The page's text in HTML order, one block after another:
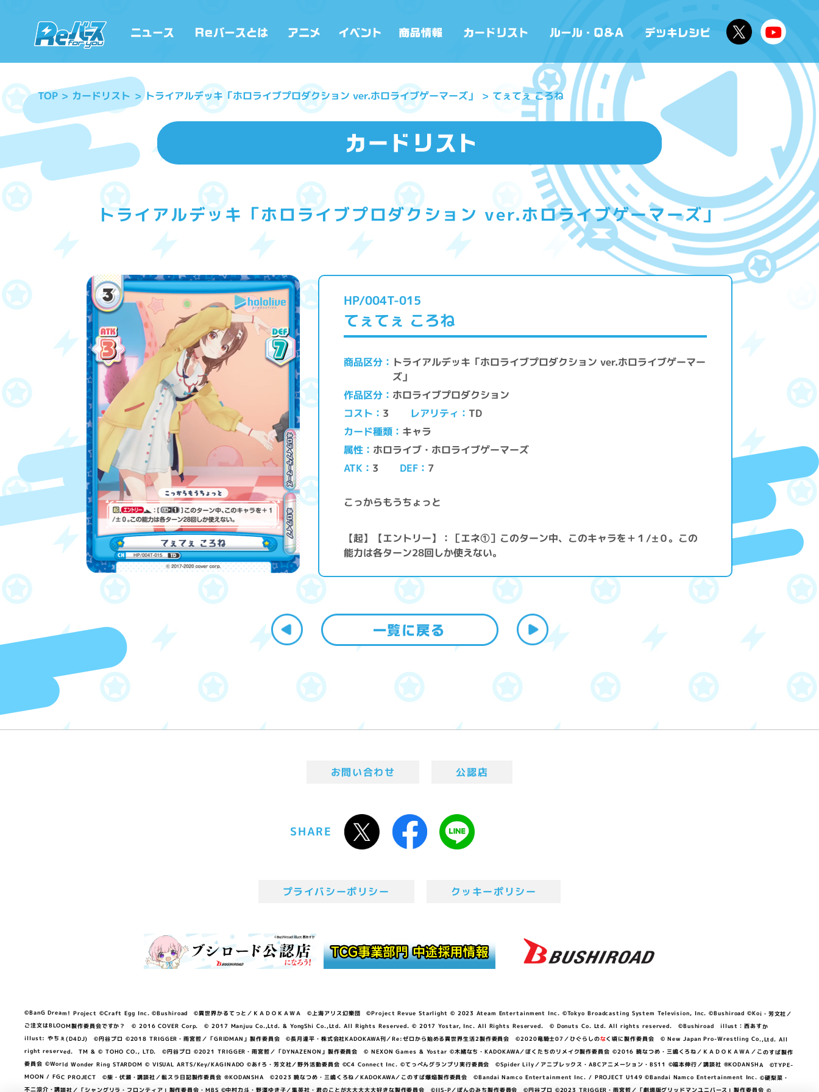
TOP カードリスト トライアルデッキ「ホロライブプロダクション ver.ホロライブゲーマーズ」 てぇてぇ ころね
トライアルデッキ「ホロライブプロダクション ver.ホロライブゲーマーズ」
HP/004T-015
てぇてぇ ころね
商品区分 トライアルデッキ「ホロライブプロダクション ver.ホロライブゲーマー
ズ」
作品区分 ホロライブプロダクション
コスト 3 レアリティ TD
カード種類 キャラ
属性 ホロライブ・ホロライブゲーマーズ
ATK 3 DEF 7
こっからもうちょっと
【起】【エントリー】：［エネ①］このターン中、このキャラを＋１/±０。この
能力は各ターン28回しか使えない。
お問い合わせ 公認店
SHARE
プライバシーポリシー クッキーポリシー
©BanG Dream! Project ©Craft Egg Inc. ©Bushiroad ©異世界かるてっと／ＫＡＤＯＫＡＷＡ ©上海アリス幻樂団 ©Project Revue Starlight © 2023 Ateam Entertainment Inc. ©Tokyo Broadcasting System Television, Inc. ©Bushiroad ©Koi・芳文社／
ご注文はBLOOM製作委員会ですか？ © 2016 COVER Corp. © 2017 Manjuu Co.,Ltd. & YongShi Co.,Ltd. All Rights Reserved. © 2017 Yostar, Inc. All Rights Reserved. © Donuts Co. Ltd. All rights reserved. ©Bushiroad illust：西あすか
illust: やちぇ(D4DJ) ©円谷プロ ©2018 TRIGGER・雨宮哲／「GRIDMAN」製作委員会 ©長月達平・株式会社KADOKAWA刊／Re:ゼロから始める異世界生活2製作委員会 ©2020竜騎士07／ひぐらしのなく頃に製作委員会 © New Japan Pro-Wrestling Co.,Ltd. All
right reserved. TM & © TOHO CO., LTD. ©円谷プロ ©2021 TRIGGER・雨宮哲／「DYNAZENON」製作委員会 © NEXON Games & Yostar ©木緒なち・KADOKAWA／ぼくたちのリメイク製作委員会 ©2016 暁なつめ・三嶋くろね／ＫＡＤＯＫＡＷＡ／このすば製作
委員会 ©World Wonder Ring STARDOM © VISUAL ARTS/Key/KAGINADO ©あfろ・芳文社／野外活動委員会 ©C4 Connect Inc. ©てっぺんグランプリ実行委員会 ©Spider Lily／アニプレックス・ABCアニメーション・BS11 ©福本伸行／講談社 ®KODANSHA ©TYPE-
MOON / FGC PROJECT ©柴・伏瀬・講談社／転スラ日記製作委員会 ®KODANSHA ©2023 暁なつめ・三嶋くろね／KADOKAWA／このすば爆焔製作委員会 ©Bandai Namco Entertainment Inc. / PROJECT U149 ©Bandai Namco Entertainment Inc. ©硬梨菜・
不二涼介・講談社／「シャングリラ・フロンティア」製作委員会・MBS ©中村力斗・野澤ゆき子／集英社・君のことが大大大大大好きな製作委員会 ©IIS-P／ぽんのみち製作委員会 ©円谷プロ ©2023 TRIGGER・雨宮哲／「劇場版グリッドマンユニバース」製作委員会 ©